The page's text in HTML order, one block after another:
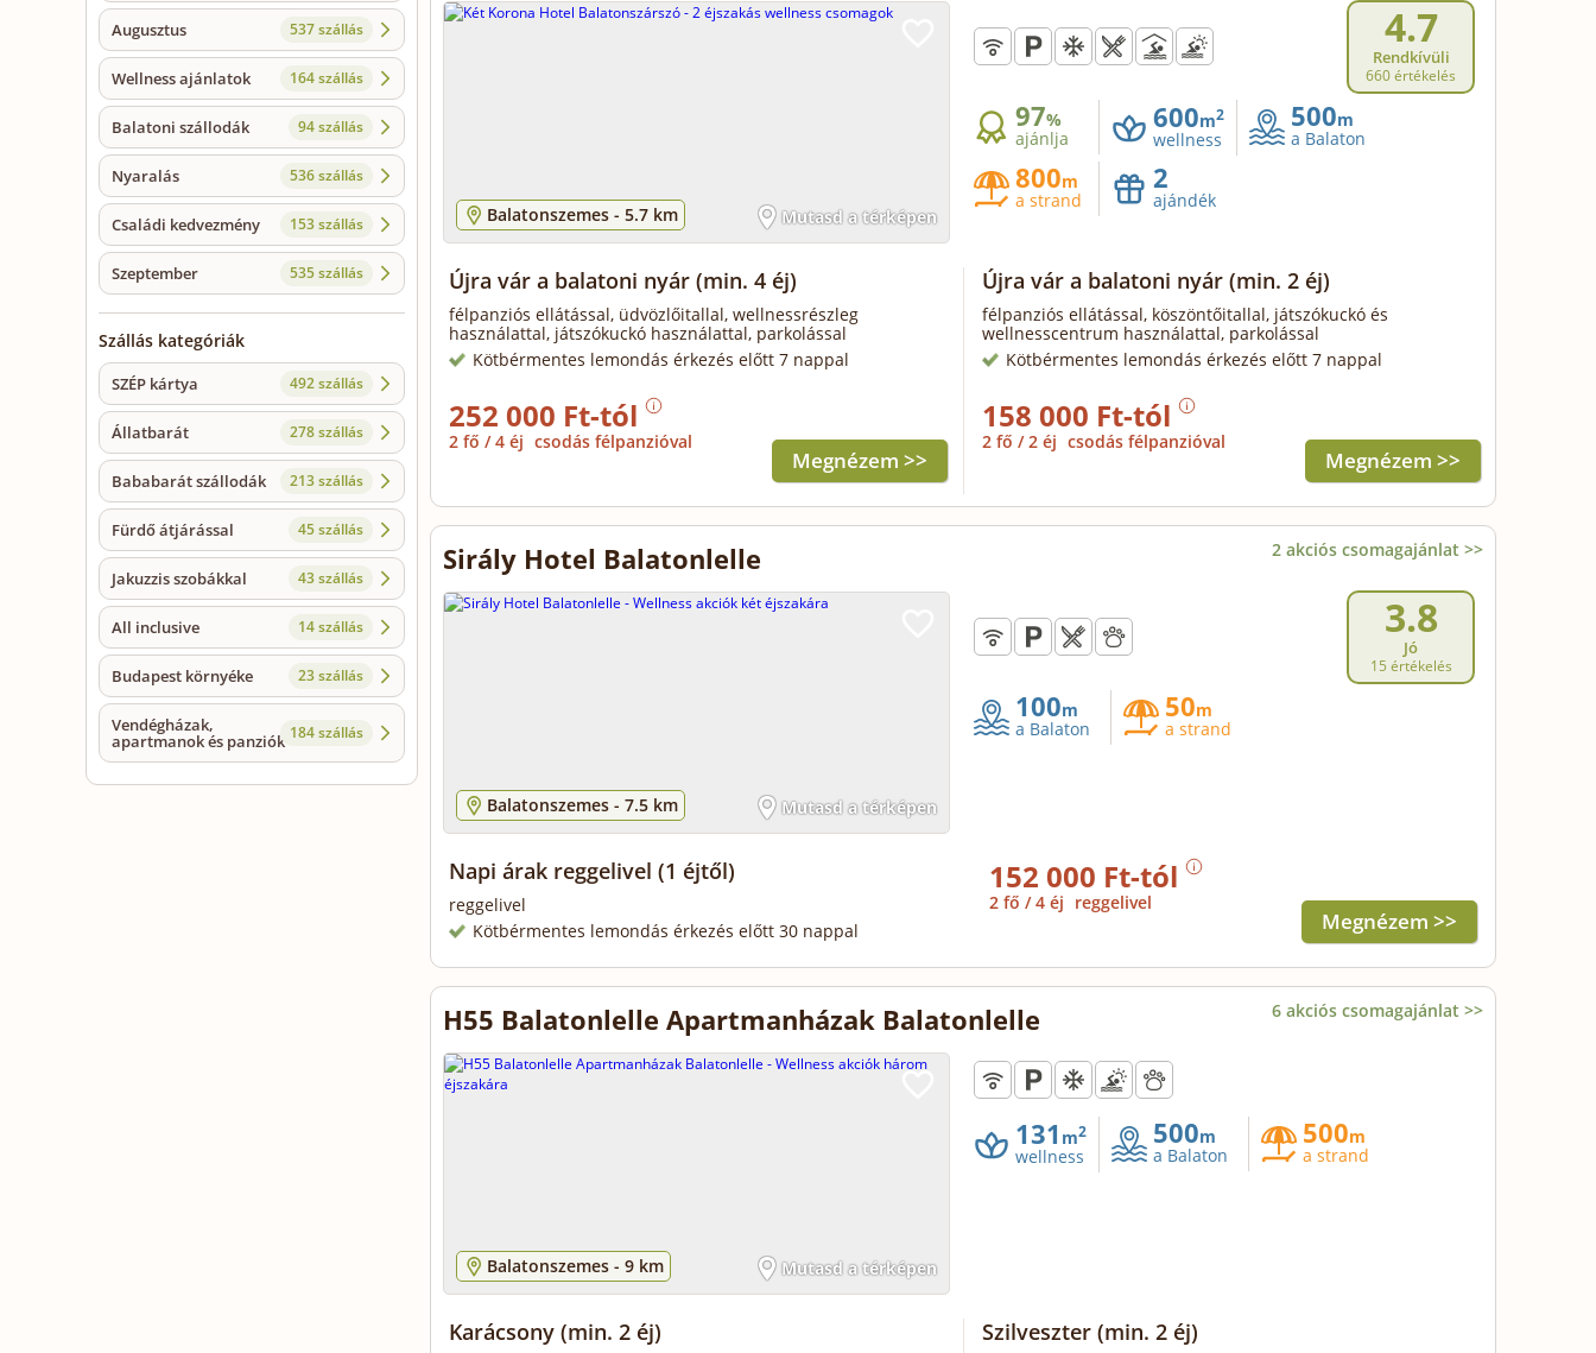
Augusztus 537 szállás
Wellness ajánlatok 164 szállás
Balatoni szállodák 94 szállás
Nyaralás 536 szállás
Családi kedvezmény 153 szállás
Szeptember 535 szállás
Szállás kategóriák
SZÉP kártya 492 szállás
Állatbarát 278 szállás
Bababarát szállodák 213 szállás
Fürdő átjárással 45 szállás
Jakuzzis szobákkal 43 szállás
All inclusive 14 szállás
Budapest környéke 23 szállás
Vendégházak,
apartmanok és panziók 184 szállás
Mutasd a térképen
Balatonszemes - 5.7 km
4.7
Rendkívüli
660 értékelés
97%
ajánlja
600m2
wellness
500m
a Balaton
800m
a strand
2
ajándék
Újra vár a balatoni nyár (min. 4 éj)
félpanziós ellátással, üdvözlőitallal, wellnessrészleg
használattal, játszókuckó használattal, parkolással
Kötbérmentes lemondás érkezés előtt 7 nappal
252 000 Ft-tól
2 fő / 4 éj csodás félpanzióval
Megnézem >>
Újra vár a balatoni nyár (min. 2 éj)
félpanziós ellátással, köszöntőitallal, játszókuckó és
wellnesscentrum használattal, parkolással
Kötbérmentes lemondás érkezés előtt 7 nappal
158 000 Ft-tól
2 fő / 2 éj csodás félpanzióval
Megnézem >>
Sirály Hotel Balatonlelle 2 akciós csomagajánlat >>
Mutasd a térképen
Balatonszemes - 7.5 km
3.8
Jó
15 értékelés
100m
a Balaton
50m
a strand
Napi árak reggelivel (1 éjtől)
reggelivel
Kötbérmentes lemondás érkezés előtt 30 nappal
152 000 Ft-tól
2 fő / 4 éj reggelivel
Megnézem >>
H55 Balatonlelle Apartmanházak Balatonlelle 6 akciós csomagajánlat >>
Mutasd a térképen
Balatonszemes - 9 km
131 m2
wellness
500m
a Balaton
500m
a strand
Karácsony (min. 2 éj) Szilveszter (min. 2 éj)